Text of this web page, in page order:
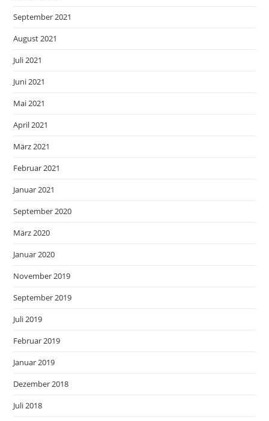
September 2021
August 2021
Juli 2021
Juni 2021
Mai 2021
April 2021
März 2021
Februar 2021
Januar 2021
September 2020
März 2020
Januar 2020
November 2019
September 2019
Juli 2019
Februar 2019
Januar 2019
Dezember 2018
Juli 2018